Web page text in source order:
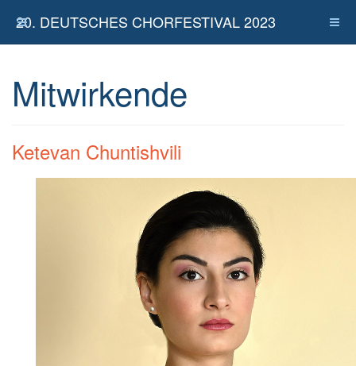
20. DEUTSCHES CHORFESTIVAL 2023
Mitwirkende
Ketevan Chuntishvili